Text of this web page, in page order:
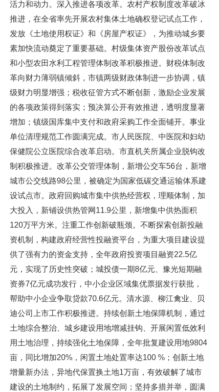
活力和动力。深入推进各项改革。农村产权制度改革破冰
推进，在全省率先开展农村集体土地确权登记试点工作，
发放《土地使用权证》和《房屋产权证》，为推动城乡要
素加快流动奠定了重要基础。村级集体资产股份改革试点
和小型农田水利工程管理体制改革积极推进。财税体制改
革向财力薄弱镇倾斜，市镇两级财政体制进一步协调，镇
级财力明显增强；税收征管方式不断创新，激励企业发展
的各项政策得到落实；预决算公开有效推进，透明度显著
增加；镇级国库集中支付和政府采购工作全面铺开。事业
单位清理规范工作圆满完成。市人民医院、中医院和妇幼
保健院公立医院综合改革启动。市直机关所属企业脱钩改
制积极推进。改革公交管理体制，新增公交车56台，新增
城市公交线路98公里，被确定为国家低碳交通运输体系建
设试点市。政府回购城市集中供热经营权，理顺体制，加
大投入，新铺设供热管网11.9公里，新增集中供热面积
120万平方米。注重工作创新破瓶颈。不断探索创新投融
资机制，构建政府经营性投融资平台，为重大项目建设提
供了强有力的资金支持，全年政府投资项目融资22.5亿
元，实现了历史性突破；城投债一期8亿元、豫光短期融
资券7亿元成功发行，中小企业区域集优票据发行获批，
帮助中小企业争取贷款70.6亿元。清水源、柳江禽业、贝
迪公司上市工作积极推进。持续创新土地保障机制，通过
土地综合整治、城乡建设用地增减挂钩、开展闲置低效利
用土地治理，持续强化土地保障，全年批复建设用地9804
亩，同比增加20%，闲置土地处置率达100 %；创新土地
增量新办法，异地代保置换土地1万亩，有效破解了城市
建设的土地制约，拓展了发展空间；坚持多措并举，圆满